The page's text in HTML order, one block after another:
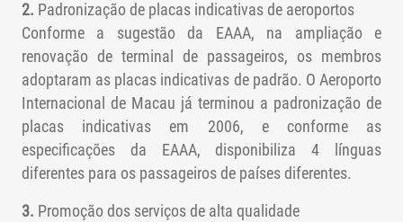
2. Padronização de placas indicativas de aeroportos
Conforme a sugestão da EAAA, na ampliação e
renovação de terminal de passageiros, os membros
adoptaram as placas indicativas de padrão. O Aeroporto
Internacional de Macau já terminou a padronização de
placas indicativas em 2006, e conforme as
especificações da EAAA, disponibiliza 4 línguas
diferentes para os passageiros de países diferentes.
3. Promoção dos serviços de alta qualidade